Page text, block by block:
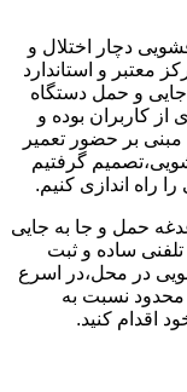
دچار اختلال و
و استاندارد
و حمل دستگاه
از کاربران بوده و
بر حضور تعمیر
گرفتیم
اندازی کنیم.
حمل و جا به جایی
تلفنی ساده و ثبت
در محل،در اسرع
نسبت به
اقدام کنید.